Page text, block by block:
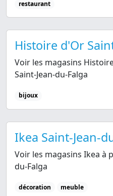
restaurant
Histoire d'Or
Voir les magasins
Saint-Jean-du-Falga
bijoux
Ikea Saint-Jean-
Voir les magasins Ikea à
du-Falga
décoration meuble